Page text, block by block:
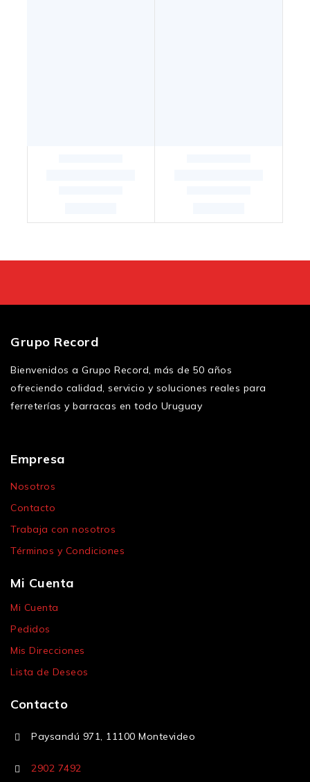
Grupo Record
Bienvenidos a Grupo Record, más de 50 años
ofreciendo calidad, servicio y soluciones reales para
ferreterías y barracas en todo Uruguay
Empresa
Nosotros
Contacto
Trabaja con nosotros
Términos y Condiciones
Mi Cuenta
Mi Cuenta
Pedidos
Mis Direcciones
Lista de Deseos
Contacto
Paysandú 971, 11100 Montevideo
2902 7492